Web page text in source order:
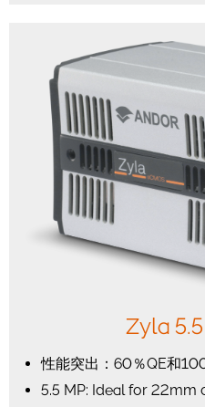
Zyla
性能突出：60％QE和
5.5 MP: Ideal for